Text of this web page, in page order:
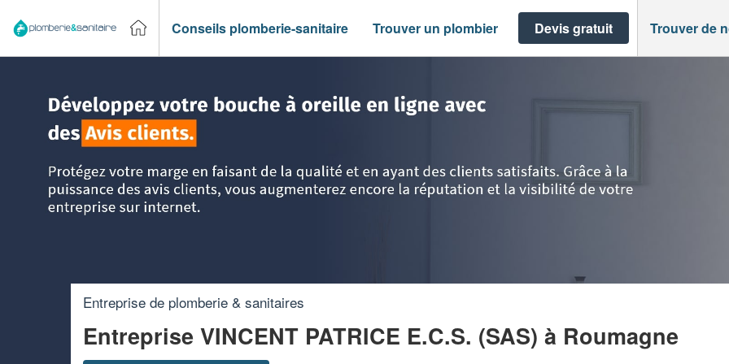
Conseils plomberie-sanitaire Trouver un plombier Devis gratuit Trouver de
Entreprise de plomberie & sanitaires
Entreprise VINCENT PATRICE E.C.S. (SAS) à Roumagne